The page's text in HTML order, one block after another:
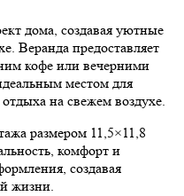
дома, создавая уютные
Веранда предоставляет
кофе или вечерними
местом для
на свежем воздухе.
размером 11,5×11,8
комфорт и
создавая
жизни.